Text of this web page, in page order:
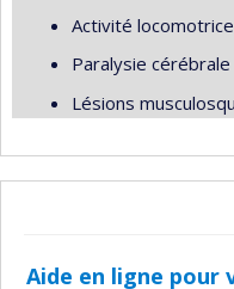
Activité
Paralysie cérébrale
Lésions
Aide en ligne pour